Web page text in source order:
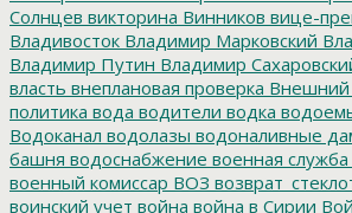
Солнцев викторина Винников вице-
Владивосток Владимир Марковский
Владимир Путин Владимир
власть внеплановая проверка Внешний
политика вода водители водка
Водоканал водолазы водоналивные
башня водоснабжение военная служба
военный комиссар ВОЗ
воинский учет война война в Сирии